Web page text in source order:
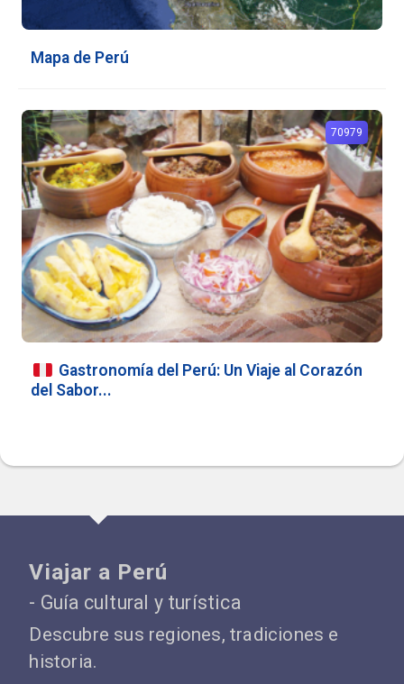
Mapa de Perú
Gastronomía del Perú: Un Viaje al Corazón
del Sabor...
70979
Viajar a Perú
- Guía cultural y turística
Descubre sus regiones, tradiciones e
historia.